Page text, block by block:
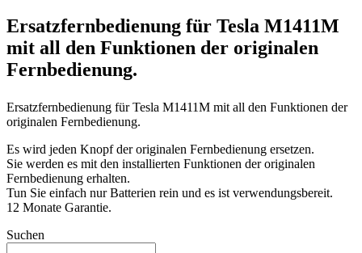
Ersatzfernbedienung für Tesla M1411M
mit all den Funktionen der originalen
Fernbedienung.
Ersatzfernbedienung fürTesla M1411M mit all den Funktionen der
originalen Fernbedienung.
Es wird jeden Knopf der originalen Fernbedienung ersetzen.
Sie werden es mit den installierten Funktionen der originalen
Fernbedienung erhalten.
Tun Sie einfach nur Batterien rein und es ist verwendungsbereit.
12 Monate Garantie.
Suchen